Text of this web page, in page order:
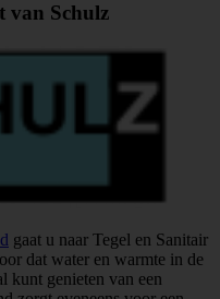
van Schulz
gaat u naar Tegel en Sanitair
dat water en warmte in de
kunt genieten van een